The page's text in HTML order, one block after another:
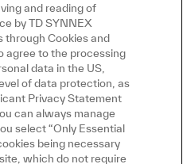
and reading of
by TD SYNNEX
through Cookies and
agree to the processing
data in the US,
of data protection, as
Privacy Statement
can always manage
select “Only Essential
being necessary
which do not require